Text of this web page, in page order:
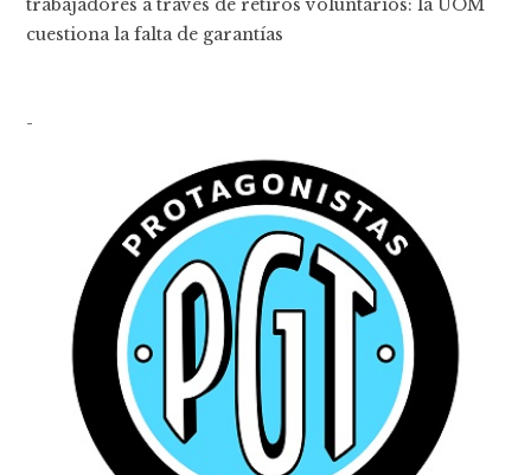
trabajadores a través de retiros voluntarios: la UOM
cuestiona la falta de garantías
-